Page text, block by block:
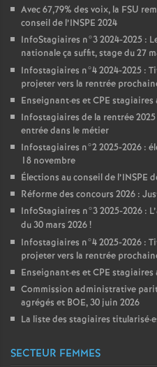
Avec 67,79% des voix, la FSU
conseil de l’INSPE 2024
InfoStagiaires n°3 2024-2025 :
nationale ça suffit, stage du 27
Infostagiaires n°4 2024-2025 :
projeter vers la rentrée
Enseignant·es etCPE stagiaires
Infostagiaires de la rentrée
entrée dans le métier
Infostagiaires n°2 2025-2026 :
18 novembre
Élections au conseil de l’INSPE
Réforme des concours 2026 :
InfoStagiaires n°3 2025-2026 :
du 30 mars 2026!
Infostagiaires n°4 2025-2026 :
projeter vers la rentrée
Enseignant·es etCPE stagiaires
Commission administrative
agrégés et BOE, 30 juin 2026
La liste des stagiaires titularisé·
SECTEUR FEMMES